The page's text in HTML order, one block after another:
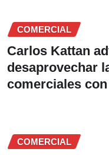
COMERCIAL
Carlos Kattan
desaprovechar
comerciales
COMERCIAL